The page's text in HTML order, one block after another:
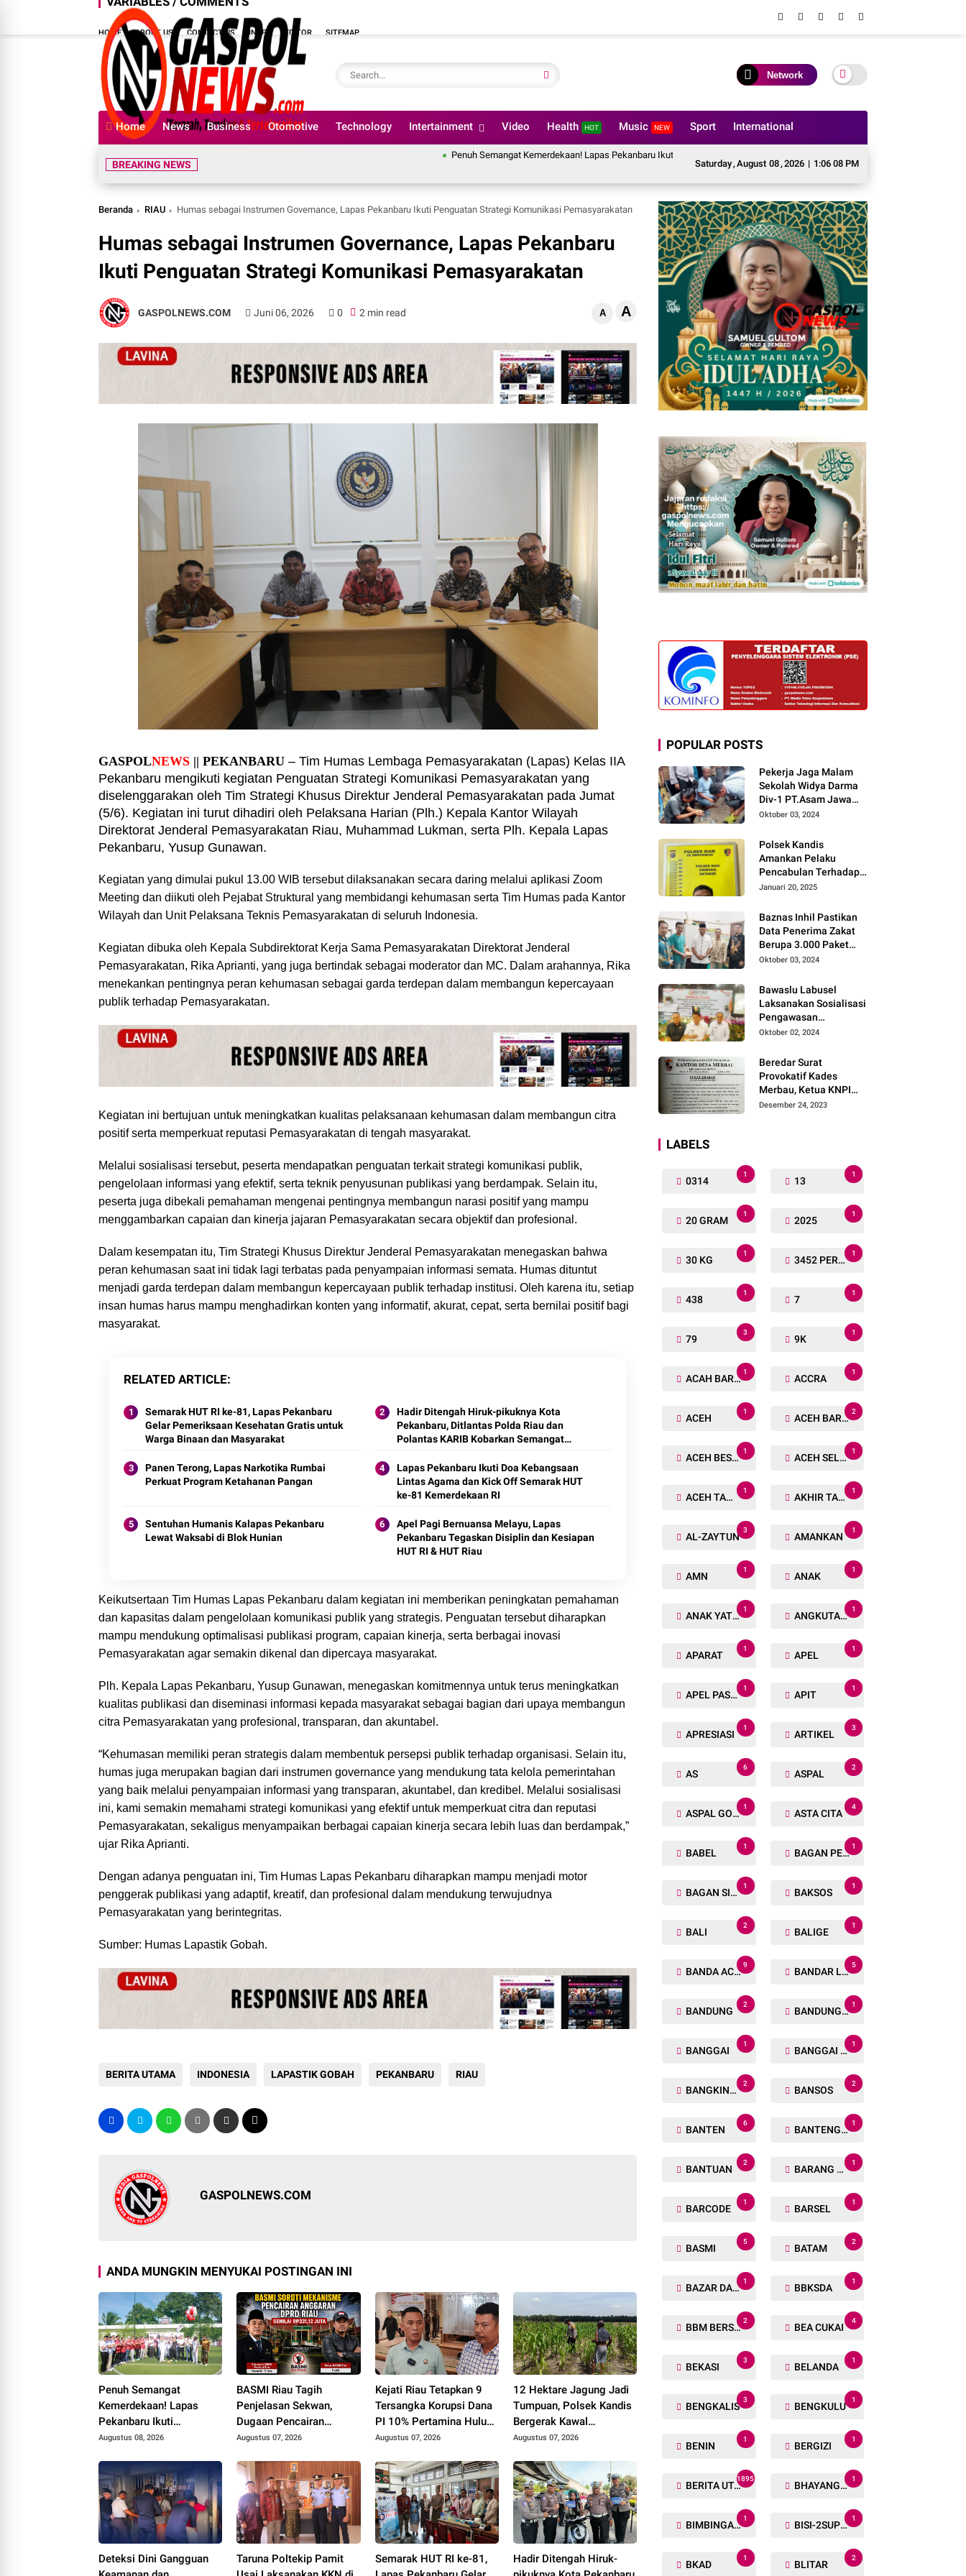
HOME ABOUT US CONTACT US INDEX EDITOR SITEMAP
Network
Home News Business Otomotive Technology Intertainment Video Health HOT Music NEW Sport International
Saturday,August 08,2026 | 1:06 10 PM
BREAKING NEWS
Penuh Semangat Kemerdekaan! Lapas Pekanbaru Ikuti Pembukaan Pekan Olahraga Ditjenpas Riau HUT RI ke-81
Beranda RIAU Humas sebagai Instrumen Governance, Lapas Pekanbaru Ikuti Penguatan Strategi Komunikasi Pemasyarakatan
Humas sebagai Instrumen Governance, Lapas Pekanbaru
Ikuti Penguatan Strategi Komunikasi Pemasyarakatan
GASPOLNEWS.COM Juni 06, 2026 0 2 min read A A
GASPOLNEWS || PEKANBARU – Tim Humas Lembaga Pemasyarakatan (Lapas) Kelas IIA
Pekanbaru mengikuti kegiatan Penguatan Strategi Komunikasi Pemasyarakatan yang
diselenggarakan oleh Tim Strategi Khusus Direktur Jenderal Pemasyarakatan pada Jumat
(5/6). Kegiatan ini turut dihadiri oleh Pelaksana Harian (Plh.) Kepala Kantor Wilayah
Direktorat Jenderal Pemasyarakatan Riau, Muhammad Lukman, serta Plh. Kepala Lapas
Pekanbaru, Yusup Gunawan.
Kegiatan yang dimulai pukul 13.00 WIB tersebut dilaksanakan secara daring melalui aplikasi Zoom
Meeting dan diikuti oleh Pejabat Struktural yang membidangi kehumasan serta Tim Humas pada Kantor
Wilayah dan Unit Pelaksana Teknis Pemasyarakatan di seluruh Indonesia.
Kegiatan dibuka oleh Kepala Subdirektorat Kerja Sama Pemasyarakatan Direktorat Jenderal
Pemasyarakatan, Rika Aprianti, yang juga bertindak sebagai moderator dan MC. Dalam arahannya, Rika
menekankan pentingnya peran kehumasan sebagai garda terdepan dalam membangun kepercayaan
publik terhadap Pemasyarakatan.
Kegiatan ini bertujuan untuk meningkatkan kualitas pelaksanaan kehumasan dalam membangun citra
positif serta memperkuat reputasi Pemasyarakatan di tengah masyarakat.
Melalui sosialisasi tersebut, peserta mendapatkan penguatan terkait strategi komunikasi publik,
pengelolaan informasi yang efektif, serta teknik penyusunan publikasi yang berdampak. Selain itu,
peserta juga dibekali pemahaman mengenai pentingnya membangun narasi positif yang mampu
menggambarkan capaian dan kinerja jajaran Pemasyarakatan secara objektif dan profesional.
Dalam kesempatan itu, Tim Strategi Khusus Direktur Jenderal Pemasyarakatan menegaskan bahwa
peran kehumasan saat ini tidak lagi terbatas pada penyampaian informasi semata. Humas dituntut
menjadi garda terdepan dalam membangun kepercayaan publik terhadap institusi. Oleh karena itu, setiap
insan humas harus mampu menghadirkan konten yang informatif, akurat, cepat, serta bernilai positif bagi
masyarakat.
RELATED ARTICLE
Semarak HUT RI ke-81, Lapas Pekanbaru
Gelar Pemeriksaan Kesehatan Gratis untuk
Warga Binaan dan Masyarakat
Hadir Ditengah Hiruk-pikuknya Kota
Pekanbaru, Ditlantas Polda Riau dan
Polantas KARIB Kobarkan Semangat
Policing Jelang HUT RI Ke-81 Tahun
Panen Terong, Lapas Narkotika Rumbai
Perkuat Program Ketahanan Pangan
Lapas Pekanbaru Ikuti Doa Kebangsaan
Lintas Agama dan Kick Off Semarak HUT
ke-81 Kemerdekaan RI
Sentuhan Humanis Kalapas Pekanbaru
Lewat Waksabi di Blok Hunian
Apel Pagi Bernuansa Melayu, Lapas
Pekanbaru Tegaskan Disiplin dan Kesiapan
HUT RI & HUT Riau
Keikutsertaan Tim Humas Lapas Pekanbaru dalam kegiatan ini memberikan peningkatan pemahaman
dan kapasitas dalam pengelolaan komunikasi publik yang strategis. Penguatan tersebut diharapkan
mampu mendukung optimalisasi publikasi program, capaian kinerja, serta berbagai inovasi
Pemasyarakatan agar semakin dikenal dan dipercaya masyarakat.
Plh. Kepala Lapas Pekanbaru, Yusup Gunawan, menegaskan komitmennya untuk terus meningkatkan
kualitas publikasi dan diseminasi informasi kepada masyarakat sebagai bagian dari upaya membangun
citra Pemasyarakatan yang profesional, transparan, dan akuntabel.
“Kehumasan memiliki peran strategis dalam membentuk persepsi publik terhadap organisasi. Selain itu,
humas juga merupakan bagian dari instrumen governance yang mendukung tata kelola pemerintahan
yang baik melalui penyampaian informasi yang transparan, akuntabel, dan kredibel. Melalui sosialisasi
ini, kami semakin memahami strategi komunikasi yang efektif untuk memperkuat citra dan reputasi
Pemasyarakatan, sekaligus menyampaikan berbagai capaian kinerja secara lebih luas dan berdampak,”
ujar Rika Aprianti.
Dengan adanya penguatan ini, Tim Humas Lapas Pekanbaru diharapkan mampu menjadi motor
penggerak publikasi yang adaptif, kreatif, dan profesional dalam mendukung terwujudnya
Pemasyarakatan yang berintegritas.
Sumber: Humas Lapastik Gobah.
BERITA UTAMA INDONESIA LAPASTIK GOBAH PEKANBARU RIAU
GASPOLNEWS.COM
ANDA MUNGKIN MENYUKAI POSTINGAN INI
Penuh Semangat
Kemerdekaan! Lapas
Pekanbaru Ikuti
Pembukaan Pekan
HUT RI ke-81
Augustus 08, 2026
BASMI Riau Tagih
Penjelasan Sekwan,
Dugaan Pencairan
Anggaran DPRD Tanpa
Augustus 07, 2026
Kejati Riau Tetapkan 9
Tersangka Korupsi Dana
PI 10% Pertamina Hulu
Rokan
Augustus 07, 2026
12 Hektare Jagung Jadi
Tumpuan, Polsek Kandis
Bergerak Kawal
Swasembada Pangan
Augustus 07, 2026
Deteksi Dini Gangguan
Taruna Poltekip Pamit
Semarak HUT RI ke-81,
Hadir Ditengah Hiruk-
POPULAR POSTS
Pekerja Jaga Malam
Sekolah Widya Darma
Div-1 PT.Asam Jawa
Todongkan Senpi
Sumberjo
Oktober 03, 2024
Polsek Kandis
Amankan Pelaku
Pencabulan Terhadap
Dua Anak Kakak-
Gereja
Januari 20, 2025
Baznas Inhil Pastikan
Data Penerima Zakat
Berupa 3.000 Paket
Premium Boxs Sudah
Oktober 03, 2024
Bawaslu Labusel
Laksanakan Sosialisasi
Pengawasan
Partisipatif kepada
Pemuda Dan Agama
Pada pilkada Serentak
2024
Oktober 02, 2024
Beredar Surat
Provokatif Kades
Merbau, Ketua KNPI
Riau: "Periksa, Tangkap
Desember 24, 2023
LABELS
0314
1
13
1
20 GRAM
1
2025
1
30 KG
1
3452 PERSONIL
1
438
1
7
1
79
3
9K
1
ACAH BARAT
1
ACCRA
1
ACEH
1
ACEH BARAT
2
ACEH BESAR
1
ACEH SELATAN
1
ACEH TAMIANG
1
AKHIR TAHUN
1
AL-ZAYTUN
3
AMANKAN
1
AMN
1
ANAK
1
ANAK YATIM
1
ANGKUTAN TRANSPORTASI
1
APARAT
1
APEL
1
APEL PASUKAN
1
APIT
1
APRESIASI
1
ARTIKEL
3
AS
6
ASPAL
2
ASPAL GORENG
1
ASTA CITA
4
BABEL
1
BAGAN PETE
1
BAGAN SIAPIN API
1
BAKSOS
1
BALI
2
BALIGE
1
BANDA ACEH
9
BANDAR LAMPUNG
5
BANDUNG
2
BANDUNG BARAT
1
BANGGAI
1
BANGGAI LAUT
1
BANGKINANG
2
BANSOS
2
BANTEN
6
BANTENG RAIDERS
1
BANTUAN
2
BARANG TUAKA
1
BARCODE
1
BARSEL
1
BASMI
5
BATAM
2
BAZAR DAN BAKSOS RAMADHAN
1
BBKSDA
1
BBM BERSUBSIDI
2
BEA CUKAI
4
BEKASI
3
BELANDA
1
BENGKALIS
3
BENGKULU
1
BENIN
1
BERGIZI
1
BERITA UTAMA
1895
BHAYANGKARA RUN
1
BIMBINGAN ROHANI
1
BISI-2SUPER
1
BKAD
1
BLITAR
2